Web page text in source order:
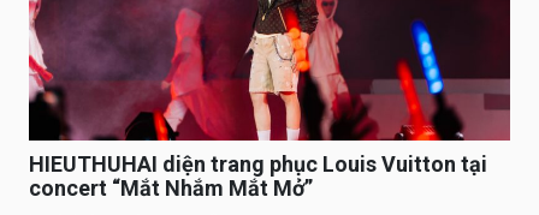
HIEUTHUHAI diện trang phục Louis Vuitton tại
concert “Mắt Nhắm Mắt Mở”